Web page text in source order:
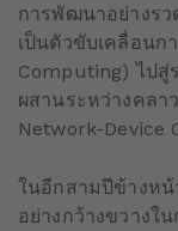
การพัฒนาอย่างรว
เป็นตัวขับเคลื่อน
Computing) ไปสู่
ผสานระหว่างคล
Network-Device
ในอีกสามปีข้างหน้
อย่างกว้างขวางใ